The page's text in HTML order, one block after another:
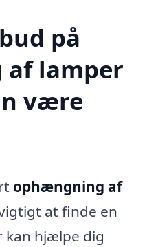
på
lamper
være
ophængning af
at finde en
kan hjælpe dig